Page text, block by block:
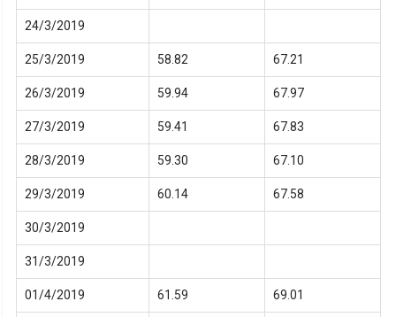
24/3/2019
25/3/2019 58.82 67.21
26/3/2019 59.94 67.97
27/3/2019 59.41 67.83
28/3/2019 59.30 67.10
29/3/2019 60.14 67.58
30/3/2019
31/3/2019
01/4/2019 61.59 69.01